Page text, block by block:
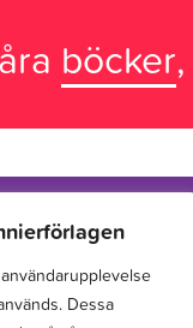
Dessa
böcker,
och sprida